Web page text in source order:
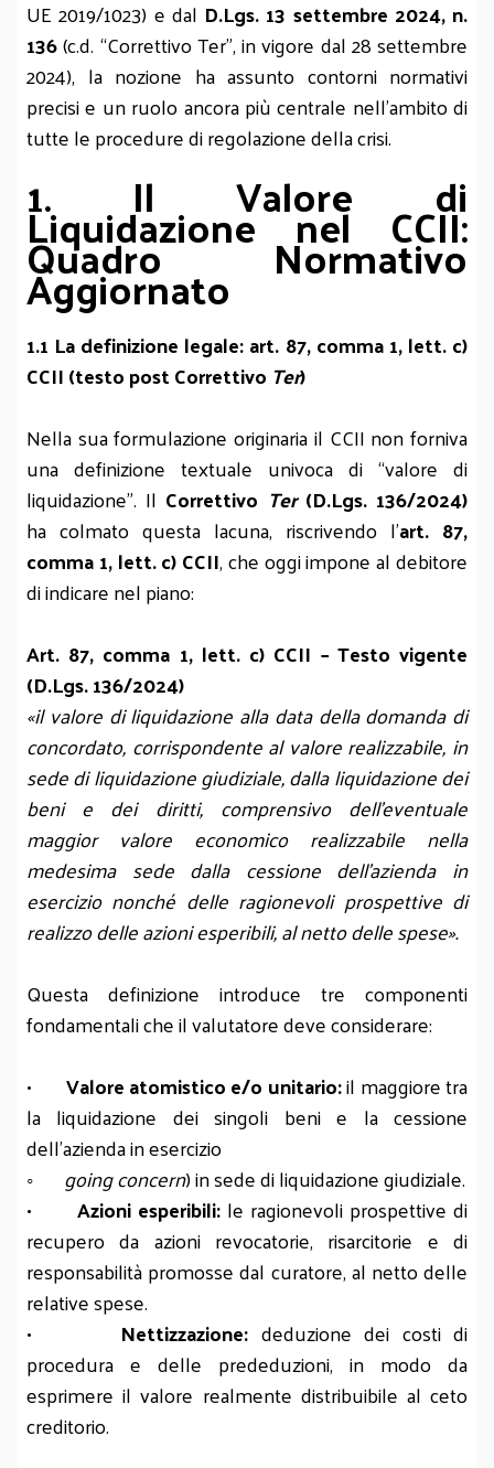
UE 2019/1023) e dal D.Lgs. 13 settembre 2024, n.
136(c.d. “Correttivo Ter”, in vigore dal 28 settembre
2024), la nozione ha assunto contorni normativi
precisi e un ruolo ancora più centrale nell’ambito di
tutte le procedure di regolazione della crisi.
1. Il Valore di
Liquidazione nel CCII:
Quadro Normativo
Aggiornato
1.1 La definizione legale: art. 87, comma 1, lett. c)
CCII (testo post Correttivo Ter)
Nella sua formulazione originaria il CCII non forniva
una definizione textuale univoca di “valore di
liquidazione”. Il Correttivo Ter(D.Lgs. 136/2024)
ha colmato questa lacuna, riscrivendo l’art. 87,
comma 1, lett. c) CCII, che oggi impone al debitore
di indicare nel piano:
Art. 87, comma 1, lett. c) CCII – Testo vigente
(D.Lgs. 136/2024)
«il valore di liquidazione alla data della domanda di
concordato, corrispondente al valore realizzabile, in
sede di liquidazione giudiziale, dalla liquidazione dei
beni e dei diritti, comprensivo dell’eventuale
maggior valore economico realizzabile nella
medesima sede dalla cessione dell’azienda in
esercizio nonché delle ragionevoli prospettive di
realizzo delle azioni esperibili, al netto delle spese».
Questa definizione introduce tre componenti
fondamentali che il valutatore deve considerare:
• Valore atomistico e/o unitario:il maggiore tra
la liquidazione dei singoli beni e la cessione
dell’azienda in esercizio
◦ going concern) in sede di liquidazione giudiziale.
•Azioni esperibili: le ragionevoli prospettive di
recupero da azioni revocatorie, risarcitorie e di
responsabilità promosse dal curatore, al netto delle
relative spese.
• Nettizzazione: deduzione dei costi di
procedura e delle prededuzioni, in modo da
esprimere il valore realmente distribuibile al ceto
creditorio.